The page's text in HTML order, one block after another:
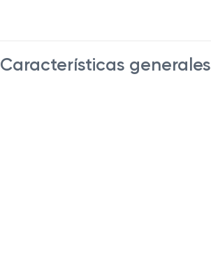
Características generales